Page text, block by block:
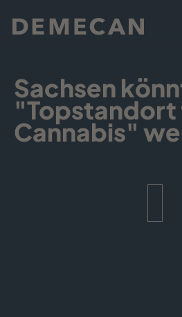
Sachsen
"Topstandort
Cannabis"